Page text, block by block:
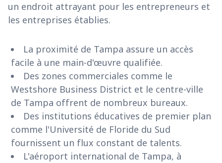
un endroit attrayant pour les entrepreneurs et
les entreprises établies.
La proximité de Tampa assure un accès
facile à une main-d'œuvre qualifiée.
Des zones commerciales comme le
Westshore Business District et le centre-ville
de Tampa offrent de nombreux bureaux.
Des institutions éducatives de premier plan
comme l'Université de Floride du Sud
fournissent un flux constant de talents.
L'aéroport international de Tampa, à